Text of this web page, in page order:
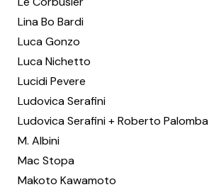
Lina Bo Bardi
Luca Gonzo
Luca Nichetto
Lucidi Pevere
Ludovica Serafini
Ludovica Serafini + Roberto Palomba
M. Albini
Mac Stopa
Makoto Kawamoto